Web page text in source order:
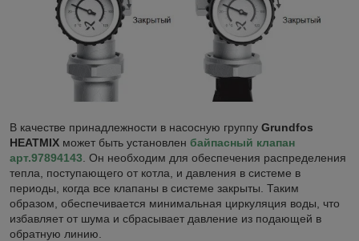
В качестве принадлежности в насосную группу Grundfos
HEATMIX может быть установлен байпасный клапан
арт.97894143 . Он необходим для обеспечения распределения
тепла, поступающего от котла, и давления в системе в
периоды, когда все клапаны в системе закрыты. Таким
образом, обеспечивается минимальная циркуляция воды, что
избавляет от шума и сбрасывает давление из подающей в
обратную линию.